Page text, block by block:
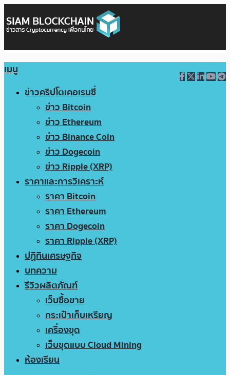
เมนู
ข่าวคริปโตเคอเรนซี่
ข่าว Bitcoin
ข่าว Ethereum
ข่าว Binance Coin
ข่าว Dogecoin
ข่าว Ripple (XRP)
ราคาและการวิเคราะห์
ราคา Bitcoin
ราคา Ethereum
ราคา Dogecoin
ราคา Ripple (XRP)
ปฏิทินเศรษฐกิจ
บทความ
รีวิวผลิตภัณฑ์
เว็บซื้อขาย
กระเป๋าเก็บเหรียญ
เครื่องขุด
เว็บขุดแบบ Cloud Mining
ห้องเรียน